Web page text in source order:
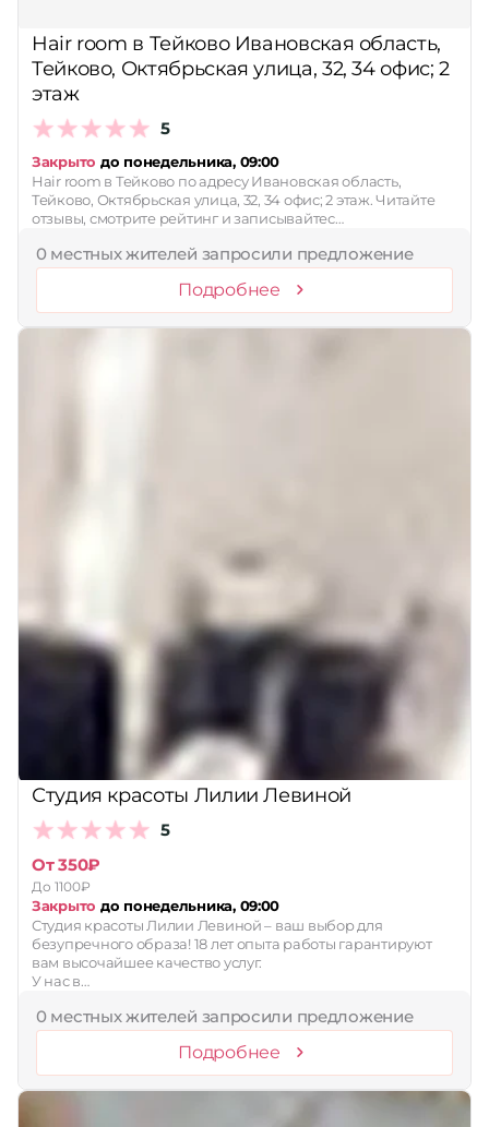
Hair room в Тейково Ивановская область,
Тейково, Октябрьская улица, 32, 34 офис; 2
этаж
5
Закрыто до понедельника, 09:00
Hair room в Тейково по адресу Ивановская область,
Тейково, Октябрьская улица, 32, 34 офис; 2 этаж. Читайте
отзывы, смотрите рейтинг и записывайтес…
0 местных жителей запросили предложение
Подробнее
Студия красоты Лилии Левиной
5
От 350₽
До 1100₽
Закрыто до понедельника, 09:00
Студия красоты Лилии Левиной – ваш выбор для
безупречного образа! 18 лет опыта работы гарантируют
вам высочайшее качество услуг.
У нас в…
0 местных жителей запросили предложение
Подробнее